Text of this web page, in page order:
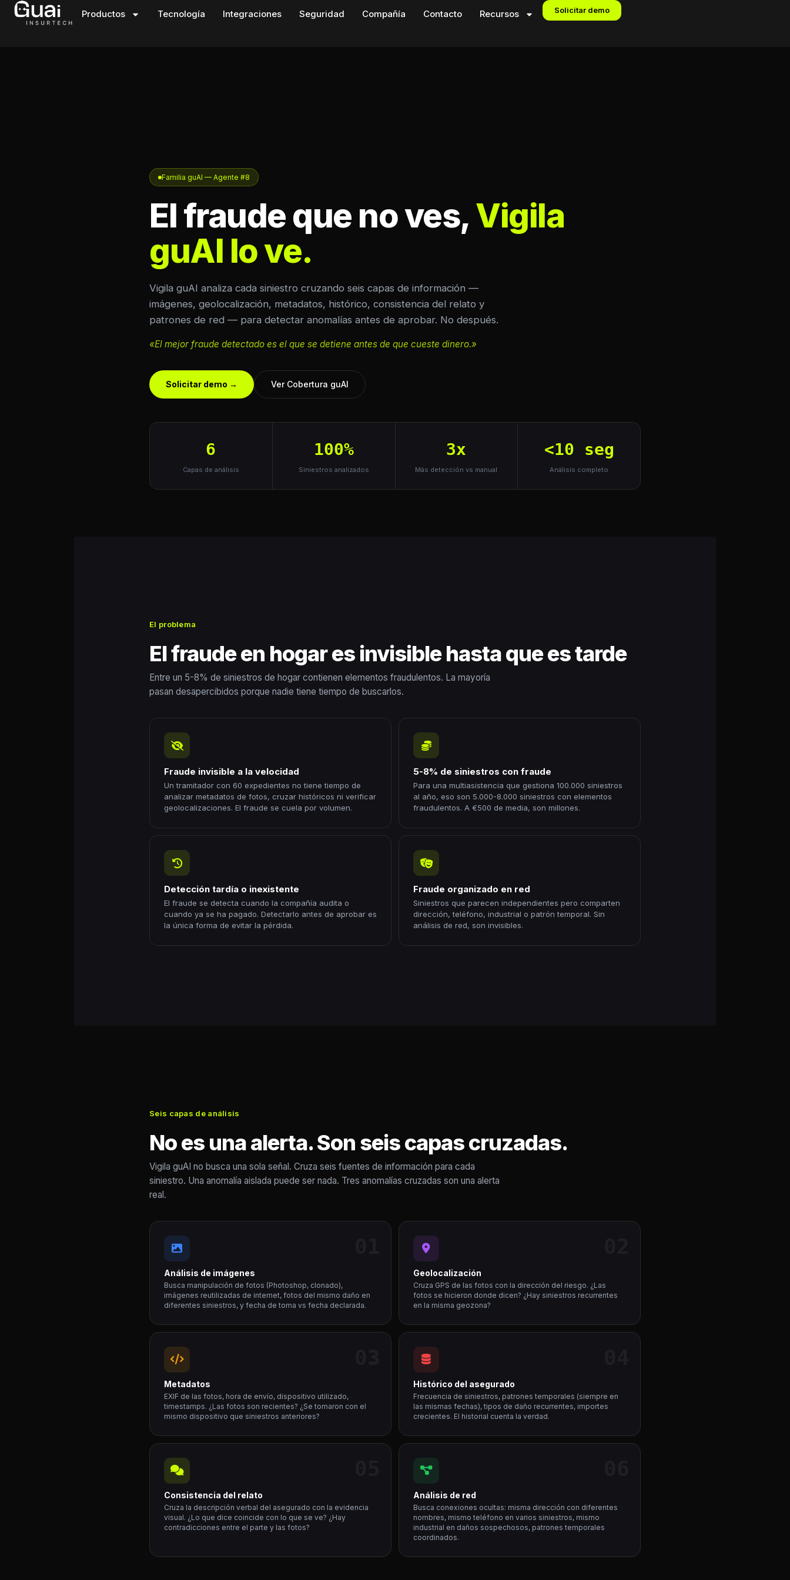
Productos Tecnología Integraciones Seguridad Compañía Contacto Recursos Solicitar demo
Familia guAI — Agente #8
El fraude que no ves,Vigila
guAI lo ve.
Vigila guAI analiza cada siniestro cruzando seis capas de información —
imágenes, geolocalización, metadatos, histórico, consistencia del relato y
patrones de red — para detectar anomalías antes de aprobar. No después.
«El mejor fraude detectado es el que se detiene antes de que cueste dinero.»
Solicitar demo → Ver Cobertura guAI
6
Capas de análisis
100%
Siniestros analizados
3x
Más detección vs manual
<10 seg
Análisis completo
El problema
El fraude en hogar es invisible hasta que es tarde
Entre un 5-8% de siniestros de hogar contienen elementos fraudulentos. La mayoría
pasan desapercibidos porque nadie tiene tiempo de buscarlos.
Fraude invisible a la velocidad
Un tramitador con 60 expedientes no tiene tiempo de
analizar metadatos de fotos, cruzar históricos ni verificar
geolocalizaciones. El fraude se cuela por volumen.
5-8% de siniestros con fraude
Para una multiasistencia que gestiona 100.000 siniestros
al año, eso son 5.000-8.000 siniestros con elementos
fraudulentos. A €500 de media, son millones.
Detección tardía o inexistente
El fraude se detecta cuando la compañía audita o
cuando ya se ha pagado. Detectarlo antes de aprobar es
la única forma de evitar la pérdida.
Fraude organizado en red
Siniestros que parecen independientes pero comparten
dirección, teléfono, industrial o patrón temporal. Sin
análisis de red, son invisibles.
Seis capas de análisis
No es una alerta. Son seis capas cruzadas.
Vigila guAI no busca una sola señal. Cruza seis fuentes de información para cada
siniestro. Una anomalía aislada puede ser nada. Tres anomalías cruzadas son una alerta
real.
Análisis de imágenes
Busca manipulación de fotos (Photoshop, clonado),
imágenes reutilizadas de internet, fotos del mismo daño en
diferentes siniestros, y fecha de toma vs fecha declarada.
Geolocalización
Cruza GPS de las fotos con la dirección del riesgo. ¿Las
fotos se hicieron donde dicen? ¿Hay siniestros recurrentes
en la misma geozona?
Metadatos
EXIF de las fotos, hora de envío, dispositivo utilizado,
timestamps. ¿Las fotos son recientes? ¿Se tomaron con el
mismo dispositivo que siniestros anteriores?
Histórico del asegurado
Frecuencia de siniestros, patrones temporales (siempre en
las mismas fechas), tipos de daño recurrentes, importes
crecientes. El historial cuenta la verdad.
Consistencia del relato
Cruza la descripción verbal del asegurado con la evidencia
visual. ¿Lo que dice coincide con lo que se ve? ¿Hay
contradicciones entre el parte y las fotos?
Análisis de red
Busca conexiones ocultas: misma dirección con diferentes
nombres, mismo teléfono en varios siniestros, mismo
industrial en daños sospechosos, patrones temporales
coordinados.